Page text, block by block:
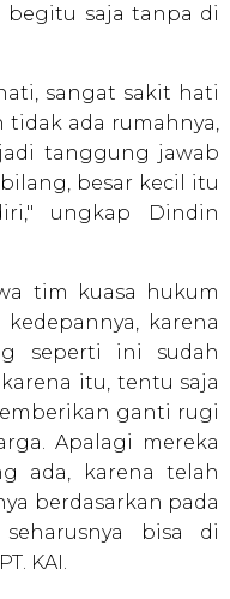
begitu saja tanpa di
sangat sakit hati
tidak ada rumahnya,
tanggung jawab
besar kecil itu
ungkap Dindin
tim kuasa hukum
karena
seperti ini sudah
itu, tentu saja
ganti rugi
Apalagi mereka
ada, karena telah
berdasarkan pada
bisa di
KAI.